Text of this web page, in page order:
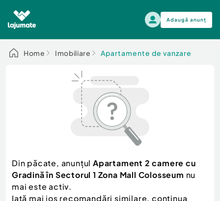
Adaugă anunț
Alege categoria
Auto, moto si ambarcatiuni
Electronice si electrocasnice
Mama si copilul
Moda si frumusete
Sport, timp liber, arta
Auto, moto si ambarcatiuni
Scutere - ATV - UTV
Autoutilitare
Ambarcatiuni
Home Imobiliare Apartamente de vanzare
Din păcate, anunțul Apartament 2 camere cu
Gradină în Sectorul 1 Zona Mall Colosseum nu
mai este activ.
Iată mai jos recomandări similare, continua